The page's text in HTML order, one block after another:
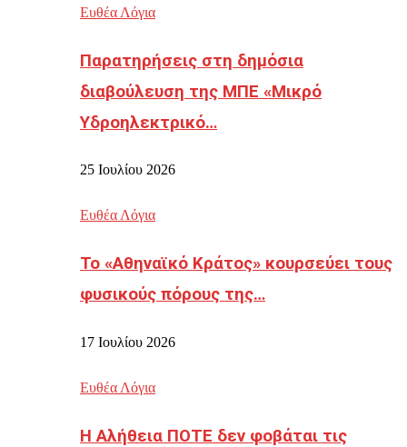
Ευθέα Λόγια
Παρατηρήσεις στη δημόσια
διαβούλευση της ΜΠΕ «Μικρό
Υδροηλεκτρικό…
25 Ιουλίου 2026
Ευθέα Λόγια
Το «Αθηναϊκό Κράτος» κουρσεύει τους
φυσικούς πόρους της…
17 Ιουλίου 2026
Ευθέα Λόγια
Η Αλήθεια ΠΟΤΕ δεν φοβάται τις